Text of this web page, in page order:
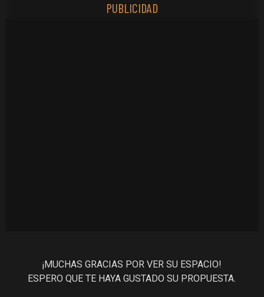
PUBLICIDAD
¡MUCHAS GRACIAS POR VER SU ESPACIO!
ESPERO QUE TE HAYA GUSTADO SU PROPUESTA.